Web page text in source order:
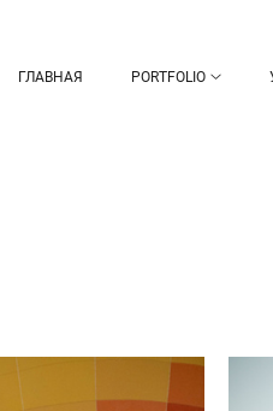
ГЛАВНАЯ PORTFOLIO